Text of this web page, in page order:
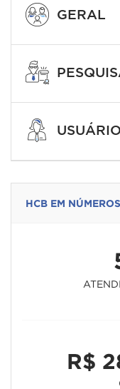
GERAL
HCB EM NÚMEROS
R$